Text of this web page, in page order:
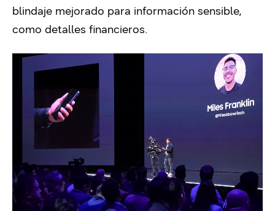
blindaje mejorado para información sensible,
como detalles financieros.